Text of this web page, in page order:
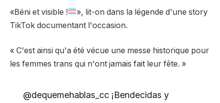
«Béni et visible !
», lit-on dans la légende d'une story
TikTok documentant l'occasion.
« C'est ainsi qu'a été vécue une messe historique pour
les femmes trans qui n'ont jamais fait leur fête. »
@dequemehablas_cc ¡Bendecidas y